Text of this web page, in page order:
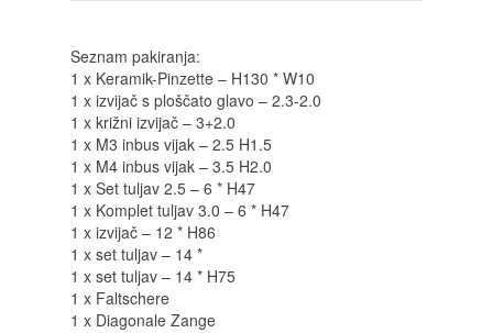
Seznam pakiranja:
1 x Keramik-Pinzette – H130 * W10
1 x izvijač s ploščato glavo – 2.3-2.0
1 x križni izvijač – 3+2.0
1 x M3 inbus vijak – 2.5 H1.5
1 x M4 inbus vijak – 3.5 H2.0
1 x Set tuljav 2.5 – 6 * H47
1 x Komplet tuljav 3.0 – 6 * H47
1 x izvijač – 12 * H86
1 x set tuljav – 14 *
1 x set tuljav – 14 * H75
1 x Faltschere
1 x Diagonale Zange